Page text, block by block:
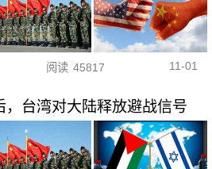
阅读 45817 11-01
，台湾对大陆释放避战信号